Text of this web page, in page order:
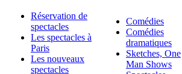
Réservation de
spectacles
Les spectacles à
Paris
Les nouveaux
spectacles
Comédies
Comédies
dramatiques
Sketches, One
Man Shows